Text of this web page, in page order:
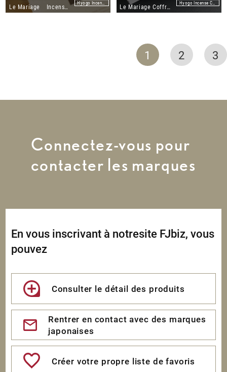
Le Mariage Incense Sticks Hyogo Incense Coop Le Mariage Coffret Hyogo Incense Coop
1 2 3
Connectez-vous pour
contacter les marques
En vous inscrivant à notresite FJbiz, vous
pouvez
Consulter le détail des produits
Rentrer en contact avec des marques
japonaises
Créer votre propre liste de favoris